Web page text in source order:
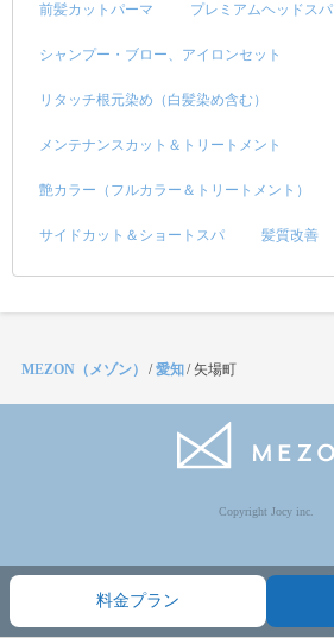
料金プラン
前髪カットパーマ プレミアムヘッドスパ
シャンプー・ブロー、アイロンセット
リタッチ根元染め（白髪染め含む）
メンテナンスカット＆トリートメント
艶カラー（フルカラー＆トリートメント）
サイドカット＆ショートスパ 髪質改善
MEZON（メゾン） /愛知/ 矢場町
Copyright Jocy inc.